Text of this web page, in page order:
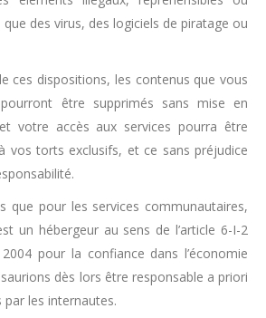
des virus, des logiciels de piratage ou
ces dispositions, les contenus que vous
être supprimés sans mise en
votre accès aux services pourra être
vos torts exclusifs, et ce sans préjudice
que pour les services communautaires,
un hébergeur au sens de l’article 6-I-2
pour la confiance dans l’économie
dès lors être responsable a priori
par les internautes.